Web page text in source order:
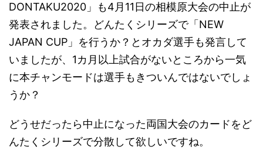
DONTAKU2020」も4月11日の相模原大会の中止が
発表されました。どんたくシリーズで「NEW
JAPAN CUP」を行うか？とオカダ選手も発言して
いましたが、1カ月以上試合がないところから一気
に本チャンモードは選手もきついんではないでしょ
うか？
どうせだったら中止になった両国大会のカードをど
んたくシリーズで分散して欲しいですね。